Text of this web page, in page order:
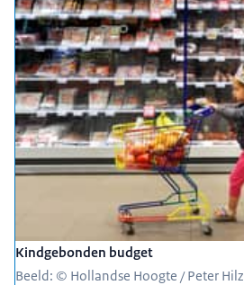
Kindgebonden budget
Beeld: © Hollandse Hoogte / Peter Hilz